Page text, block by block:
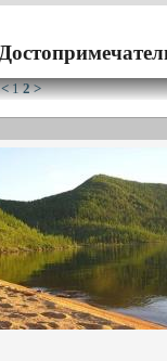
< 1 2 >